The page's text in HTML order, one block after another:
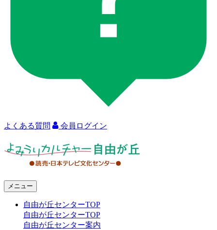
よくある質問 会員ログイン
メニュー
自由が丘センターTOP
自由が丘センターTOP
自由が丘センター案内